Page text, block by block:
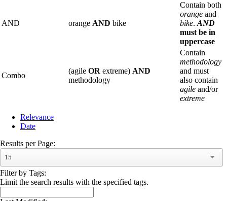
AND orange AND bike
Contain both
orange and
bike. AND
must be in
uppercase
Combo
(agile OR extreme) AND
methodology
Contain
methodology
and must
also contain
agile and/or
extreme
Relevance
Date
Results per Page:
15
Filter by Tags:
Limit the search results with the specified tags.